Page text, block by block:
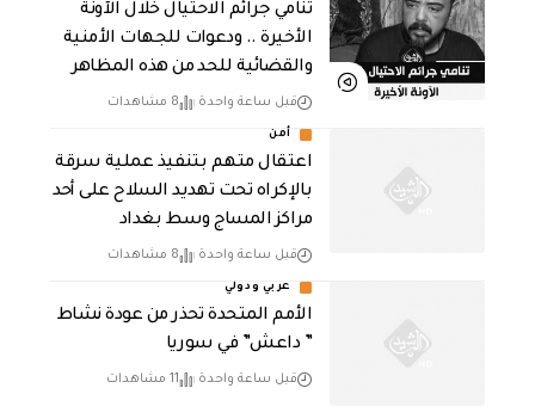
تنامي جرائم الاحتيال خلال الآونة
الأخيرة .. ودعوات للجهات الأمنية
والقضائية للحد من هذه المظاهر
قبل ساعة واحدة 8 مشاهدات
أمن
اعتقال متهم بتنفيذ عملية سرقة
بالإكراه تحت تهديد السلاح على أحد
مراكز المساج وسط بغداد
قبل ساعة واحدة 8 مشاهدات
عربي ودولي
الأمم المتحدة تحذر من عودة نشاط
” داعش” في سوريا
قبل ساعة واحدة 11 مشاهدات